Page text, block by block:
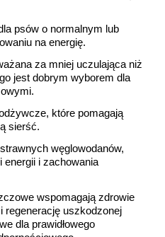
psów o normalnym lub
na energię.
za mniej uczulająca niż
jest dobrym wyborem dla
które pomagają
sierść.
węglowodanów,
energii i zachowania
wspomagają zdrowie
regenerację uszkodzonej
dla prawidłowego